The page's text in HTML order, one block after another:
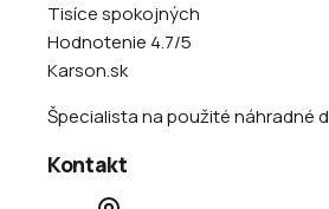
Tisíce spokojných
Hodnotenie 4.7/5
Karson.sk
Špecialista na použité náhradné
Kontakt